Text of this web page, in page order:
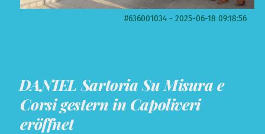
#636001034 - 2025-06-18 09:18:56
DANIEL Sartoria Su Misura e
Corsi gestern in Capoliveri
eröffnet